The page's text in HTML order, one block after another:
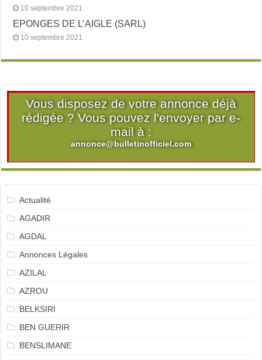
10 septembre 2021
EPONGES DE L’AIGLE (SARL)
10 septembre 2021
Vous disposez de votre annonce déjà
rédigée ? Vous pouvez l'envoyer par e-
mail à :
annonce@bulletinofficiel.com
Actualité
AGADIR
AGDAL
Annonces Légales
AZILAL
AZROU
BELKSIRI
BEN GUERIR
BENSLIMANE